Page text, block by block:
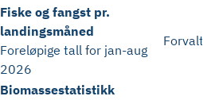
Fiske og fangst pr.
landingsmåned
Foreløpige tall for jan-aug
2026
Biomassestatistikk